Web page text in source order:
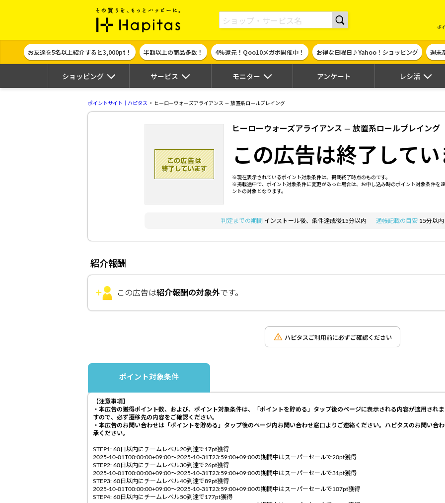
ポイント貯めて現金やギフト券に交換できるポイントサイト | ハピタス
ポ
お友達を5名以上紹介すると3,000pt！ 半額以上の商品多数！ 4%還元！Qoo10メガポ開催中！ お得な日曜日♪Yahoo！ショッピング 週末
ショッピング サービス モニター アンケート レシ活
ポイントサイト｜ハピタス ヒーローウォーズアライアンス — 放置系ロールプレイング
ヒーローウォーズアライアンス — 放置系ロールプレイング
この広告は終了してい
※現在表示されているポイント対象条件は、掲載終了時点のものです。
※掲載途中で、ポイント対象条件に変更があった場合は、お申し込み時のポイント対象条件を
ントの対象となります。
判定までの期間 インストール後、条件達成後15分以内 通帳記載の目安 15分以内
紹介報酬
この広告は紹介報酬の対象外です。
ハピタスご利用前に必ずご確認ください
ポイント対象条件
【注意事項】
・本広告の獲得ポイント数、および、ポイント対象条件は、「ポイントを貯める」タップ後のページに表示される内容が適用され
すので、必ず遷移先の内容をご確認ください。
・本広告のお問い合わせは「ポイントを貯める」タップ後のページ内お問い合わせ窓口よりご連絡ください。ハピタスのお問い合
承ください。
STEP1: 60日以内にチームレベル20到達で17pt獲得
2025-10-01T00:00:00+09:00〜2025-10-31T23:59:00+09:00の期間中はスーパーセールで20pt獲得
STEP2: 60日以内にチームレベル30到達で26pt獲得
2025-10-01T00:00:00+09:00〜2025-10-31T23:59:00+09:00の期間中はスーパーセールで31pt獲得
STEP3: 60日以内にチームレベル40到達で89pt獲得
2025-10-01T00:00:00+09:00〜2025-10-31T23:59:00+09:00の期間中はスーパーセールで107pt獲得
STEP4: 60日以内にチームレベル50到達で177pt獲得